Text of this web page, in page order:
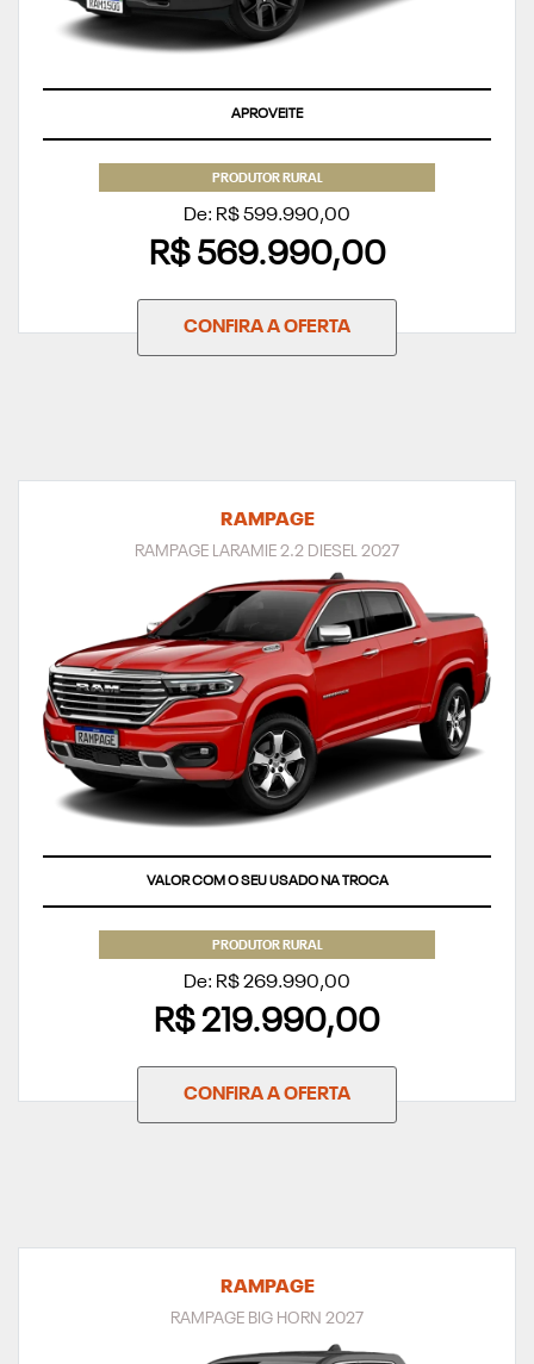
APROVEITE
PRODUTOR RURAL
De: R$ 599.990,00
R$ 569.990,00
CONFIRA A OFERTA
RAMPAGE
RAMPAGE LARAMIE 2.2 DIESEL 2027
VALOR COM O SEU USADO NA TROCA
PRODUTOR RURAL
De: R$ 269.990,00
R$ 219.990,00
CONFIRA A OFERTA
RAMPAGE
RAMPAGE BIG HORN 2027